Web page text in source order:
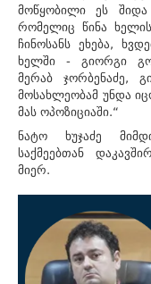
მოწყობილი ეს
რომელიც წინა
ჩინოსანს ეხება,
ხელში - გიორგი
მერაბ ჯორბენაძე,
მოსახლეობამ უნდა
მას ოპოზიციაში.“
ნატო ხუჯაძე
საქმეებთან
მიერ.